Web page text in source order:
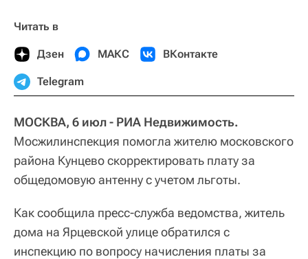
Читать в
Дзен МАКС ВКонтакте
Telegram
МОСКВА, 6 июл - РИА Недвижимость.
Мосжилинспекция помогла жителю московского
района Кунцево скорректировать плату за
общедомовую антенну с учетом льготы.
Как сообщила пресс-служба ведомства, житель
дома на Ярцевской улице обратился с
инспекцию по вопросу начисления платы за